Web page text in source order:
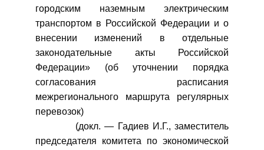
городским наземным электрическим
транспортом в Российской Федерации и о
внесении изменений в отдельные
законодательные акты Российской
Федерации» (об уточнении порядка
согласования расписания
межрегионального маршрута регулярных
перевозок)
(докл. — Гадиев И.Г., заместитель
председателя комитета по экономической